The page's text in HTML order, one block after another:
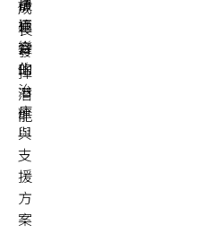
適
合
的
治
療
與
支
援
方
案
成
長，
發
揮
潛
能！
極
變
化